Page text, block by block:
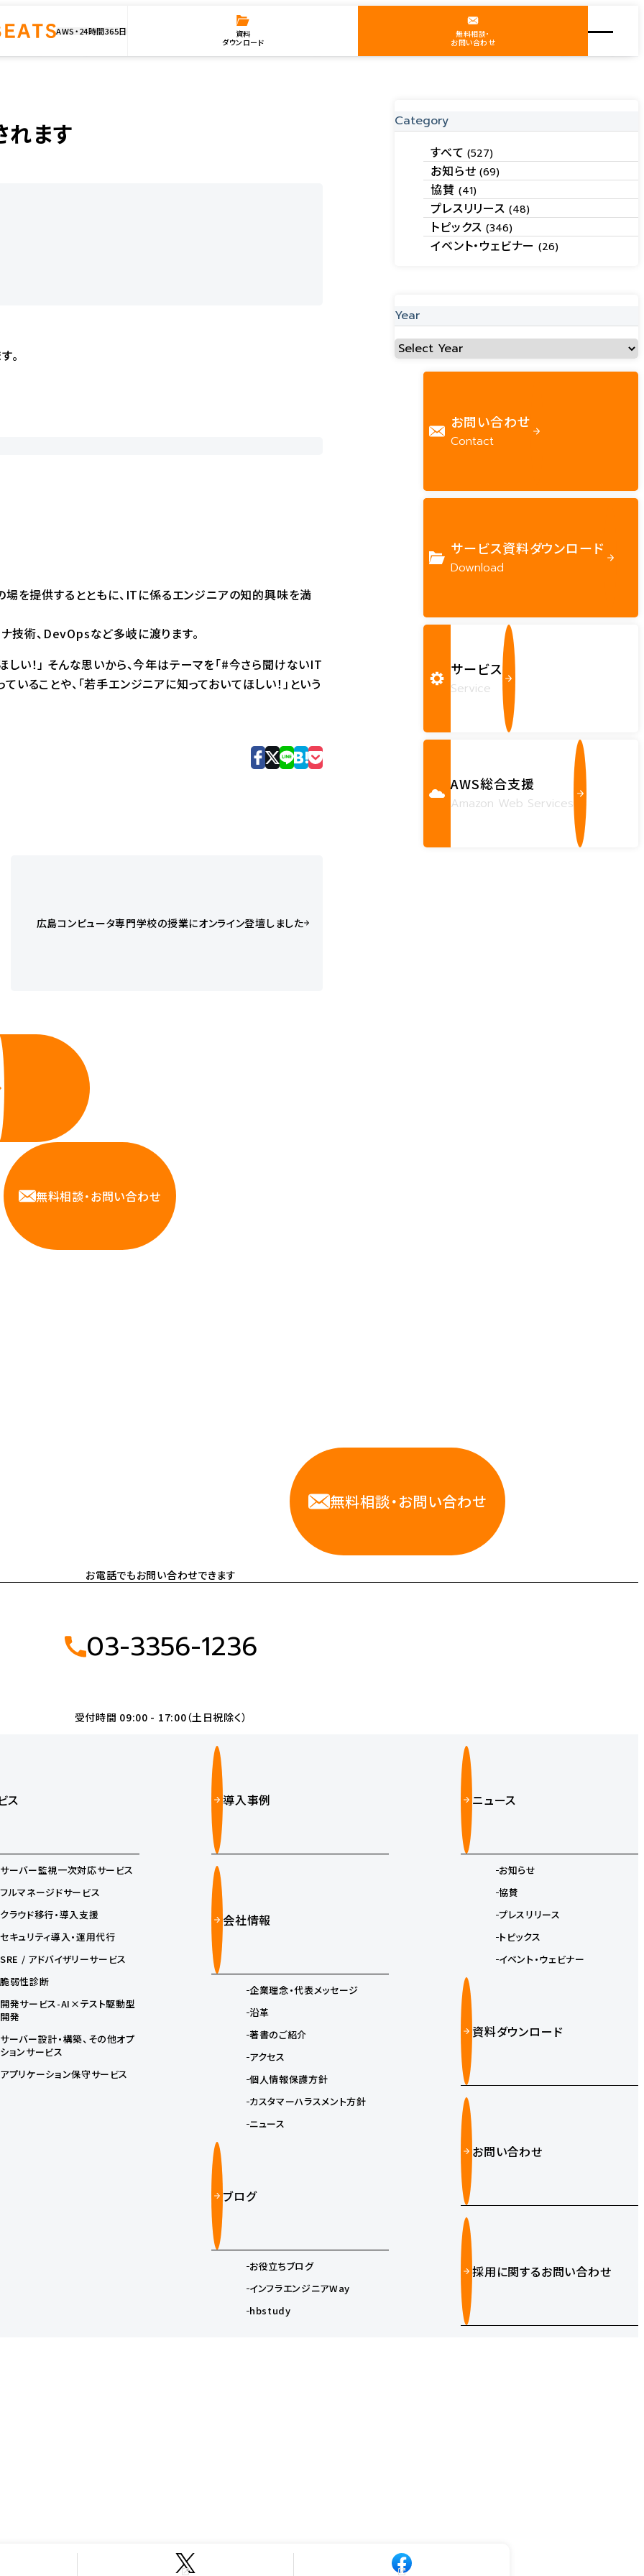
AWS・24時間365日
資料
ダウンロード
無料相談・
お問い合わせ
ます
。
提供するとともに、ITに係るエンジニアの知的興味を満
技術、DevOpsなど多岐に渡ります。
い！」 そんな思いから、今年はテーマを「#今さら聞けないIT
いることや、「若手エンジニアに知っておいてほしい！」という
広島コンピュータ専門学校の授業にオンライン登壇しました
無料相談・お問い合わせ
Category
すべて(527)
お知らせ(69)
協賛 (41)
プレスリリース (48)
トピックス(346)
イベント・ウェビナー(26)
Year
お問い合わせ
Contact
サービス資料ダウンロード
Download
サービス
Service
AWS総合支援
Amazon Web Services
無料相談・お問い合わせ
お電話でもお問い合わせできます
03-3356-1236
受付時間 09:00 - 17:00（土日祝除く）
ス
サーバー監視一次対応サービス
フルマネージドサービス
クラウド移行・導入支援
セキュリティ導入・運用代行
SRE / アドバイザリーサービス
脆弱性診断
開発サービス-AI×テスト駆動型
開発
サーバー設計・構築、その他オプ
ションサービス
アプリケーション保守サービス
導入事例
会社情報
企業理念・代表メッセージ
沿革
著書のご紹介
アクセス
個人情報保護方針
カスタマーハラスメント方針
ニュース
ブログ
お役立ちブログ
インフラエンジニアWay
hbstudy
ニュース
お知らせ
協賛
プレスリリース
トピックス
イベント・ウェビナー
資料ダウンロード
お問い合わせ
採用に関するお問い合わせ